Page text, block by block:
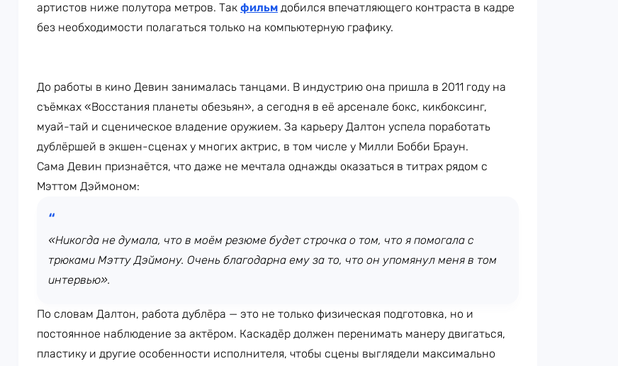
артистов ниже полутора метров. Так фильм добился впечатляющего контраста в кадре
без необходимости полагаться только на компьютерную графику.
До работы в кино Девин занималась танцами. В индустрию она пришла в 2011 году на
съёмках «Восстания планеты обезьян», а сегодня в её арсенале бокс, кикбоксинг,
муай-тай и сценическое владение оружием. За карьеру Далтон успела поработать
дублёршей в экшен-сценах у многих актрис, в том числе у Милли Бобби Браун.
Сама Девин признаётся, что даже не мечтала однажды оказаться в титрах рядом с
Мэттом Дэймоном:
«Никогда не думала, что в моём резюме будет строчка о том, что я помогала с
трюками Мэтту Дэймону. Очень благодарна ему за то, что он упомянул меня в том
интервью».
По словам Далтон, работа дублёра — это не только физическая подготовка, но и
постоянное наблюдение за актёром. Каскадёр должен перенимать манеру двигаться,
пластику и другие особенности исполнителя, чтобы сцены выглядели максимально